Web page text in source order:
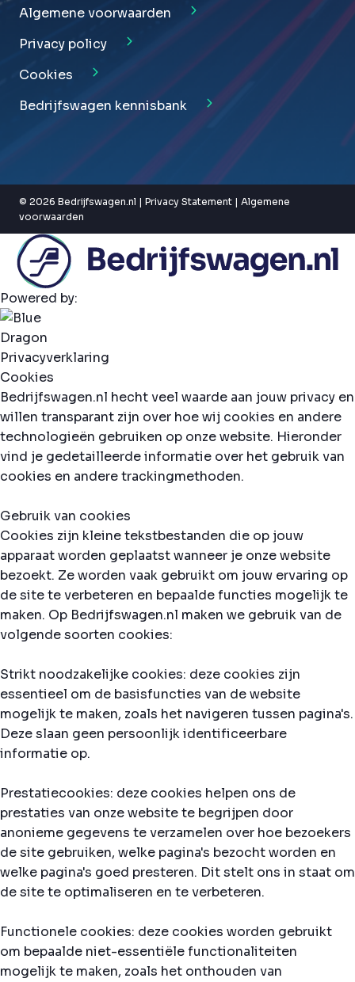
Algemene voorwaarden
Privacy policy
Cookies
Bedrijfswagen kennisbank
© 2026 Bedrijfswagen.nl | Privacy Statement | Algemene
voorwaarden
Powered by:
Privacyverklaring
Cookies
Bedrijfswagen.nl hecht veel waarde aan jouw privacy en
willen transparant zijn over hoe wij cookies en andere
technologieën gebruiken op onze website. Hieronder
vind je gedetailleerde informatie over het gebruik van
cookies en andere trackingmethoden.
Gebruik van cookies
Cookies zijn kleine tekstbestanden die op jouw
apparaat worden geplaatst wanneer je onze website
bezoekt. Ze worden vaak gebruikt om jouw ervaring op
de site te verbeteren en bepaalde functies mogelijk te
maken. Op Bedrijfswagen.nl maken we gebruik van de
volgende soorten cookies:
Strikt noodzakelijke cookies: deze cookies zijn
essentieel om de basisfuncties van de website
mogelijk te maken, zoals het navigeren tussen pagina's.
Deze slaan geen persoonlijk identificeerbare
informatie op.
Prestatiecookies: deze cookies helpen ons de
prestaties van onze website te begrijpen door
anonieme gegevens te verzamelen over hoe bezoekers
de site gebruiken, welke pagina's bezocht worden en
welke pagina's goed presteren. Dit stelt ons in staat om
de site te optimaliseren en te verbeteren.
Functionele cookies: deze cookies worden gebruikt
om bepaalde niet-essentiële functionaliteiten
mogelijk te maken, zoals het onthouden van